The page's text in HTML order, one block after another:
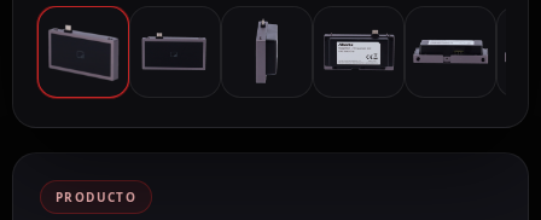
PRODUCTO